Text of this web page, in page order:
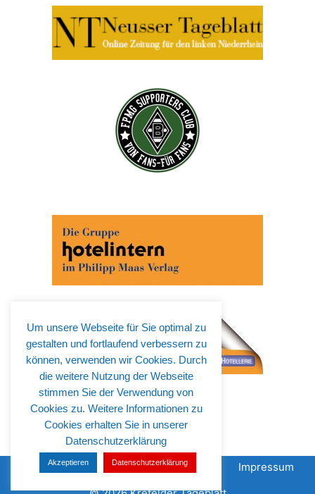
Über uns Mediadaten Datenschutz
Impressum
Um unsere Webseite für Sie optimal zu
gestalten und fortlaufend verbessern zu
können, verwenden wir Cookies. Durch
die weitere Nutzung der Webseite
stimmen Sie der Verwendung von
Cookies zu. Weitere Informationen zu
Cookies erhalten Sie in unserer
Datenschutzerklärung
Akzeptieren Datenschutzerklärung